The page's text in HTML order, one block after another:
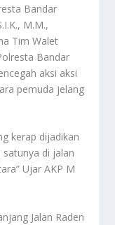
Bandar
M.M.,
Tim Walet
Bandar
aksi aksi
pemuda jelang
kerap dijadikan
satunya di jalan
Ujar AKP M
Jalan Raden